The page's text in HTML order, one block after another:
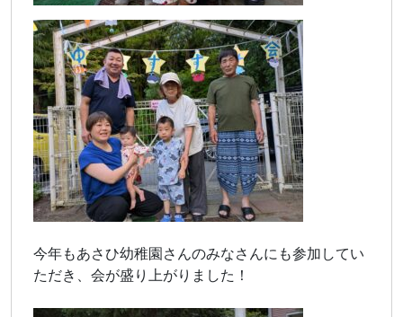
今年もあさひ幼稚園さんのみなさんにも参加してい
ただき、会が盛り上がりました！